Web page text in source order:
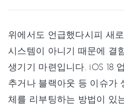
위에서도 언급했다시피 새
시스템이 아니기 때문에 결
생기기 마련입니다. iOS 18
추거나 블랙아웃 등 이슈가
체를 리부팅하는 방법이 있